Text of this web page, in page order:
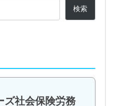
検索
ズ社会保険労務